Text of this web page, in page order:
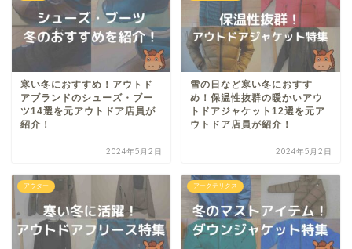
寒い冬におすすめ！アウトド
アブランドのシューズ・ブー
ツ14選を元アウトドア店員が
紹介！
2024年5月2日
雪の日など寒い冬におすす
め！保温性抜群の暖かいアウ
トドアジャケット12選を元ア
ウトドア店員が紹介！
2024年5月2日
アウター アークテリクス